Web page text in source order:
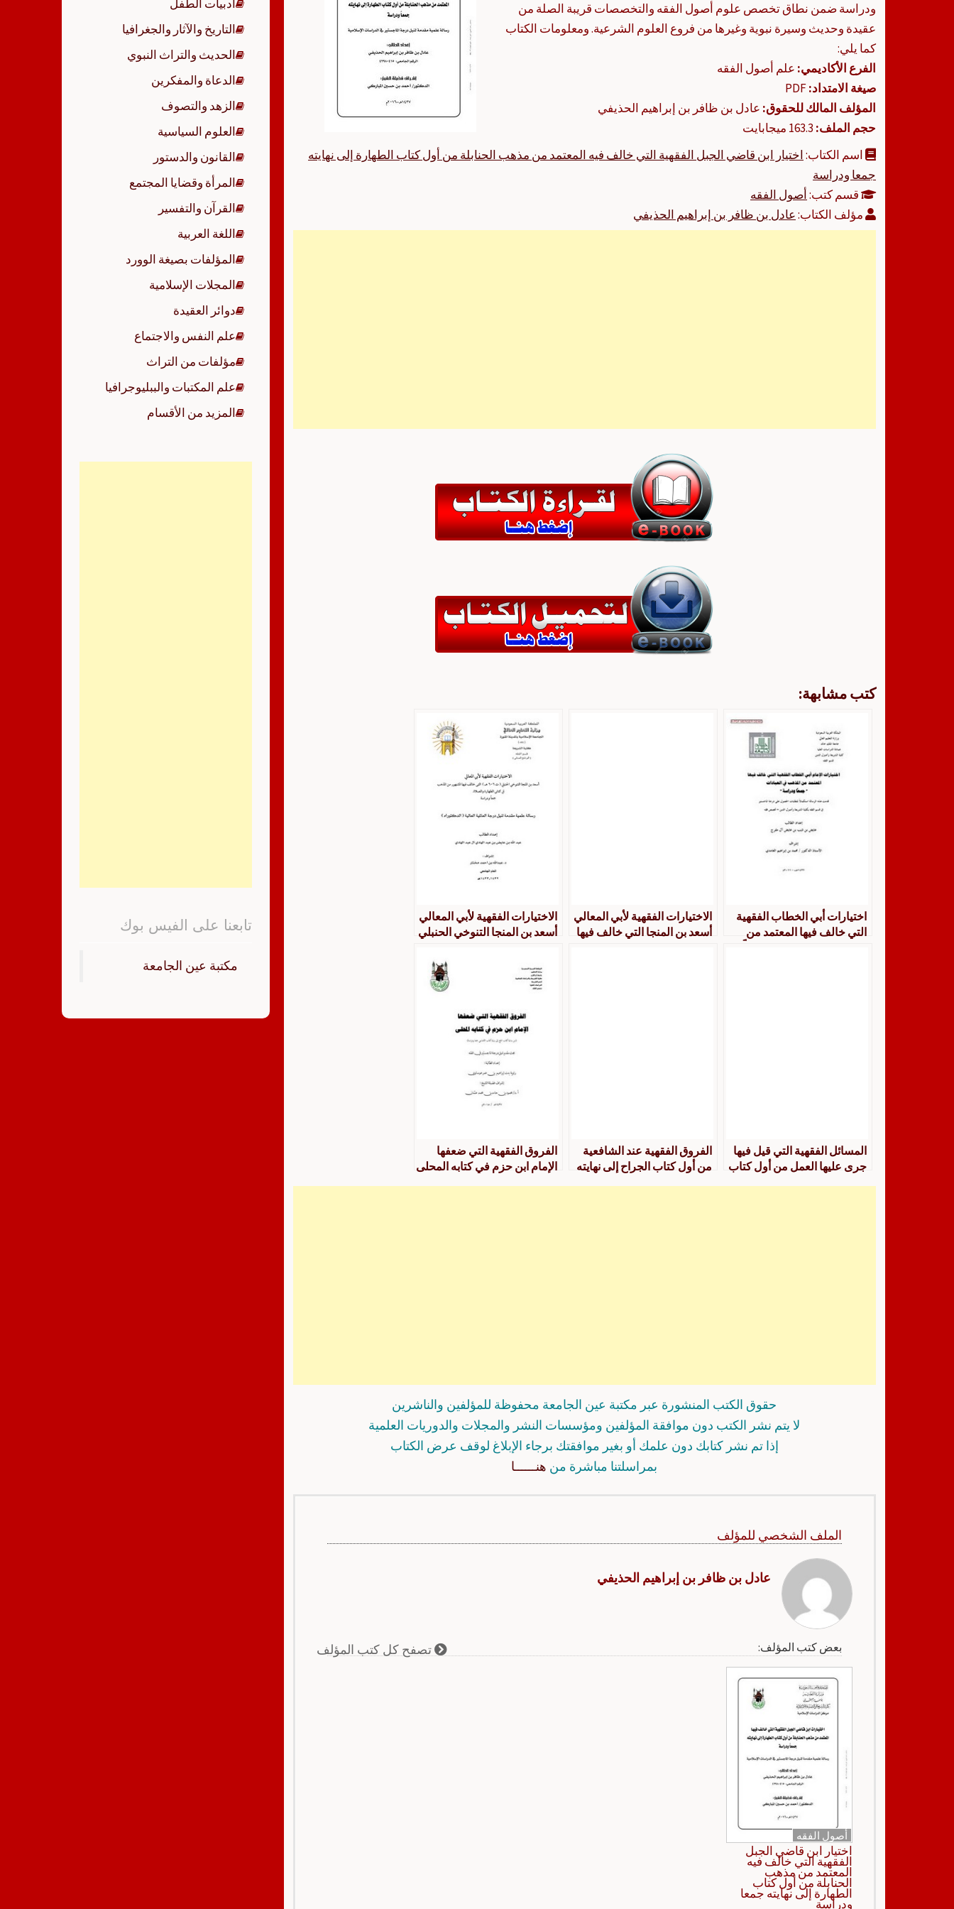
ودراسة ضمن نطاق تخصص علوم أصول الفقه والتخصصات قريبة الصلة من
عقيدة وحديث وسيرة نبوية وغيرها من فروع العلوم الشرعية. ومعلومات الكتاب
كما يلي:
الفرع الأكاديمي: علم أصول الفقه
صيغة الامتداد:
المؤلف المالك للحقوق: عادل بن ظافر بن إبراهيم الحذيفي
حجم الملف:
اسم الكتاب:اختيار ابن قاضي الجبل الفقهية التي خالف فيه المعتمد من مذهب الحنابلة من أول كتاب الطهارة إلى نهايته
جمعا ودراسة
قسم كتب:أصول الفقه
مؤلف الكتاب:عادل بن ظافر بن إبراهيم الحذيفي
كتب مشابهة:
اختيارات أبي الخطاب الفقهية
التي خالف فيها المعتمد من
الاختيارات الفقهية لأبي المعالي
أسعد بن المنجا التي خالف فيها
الاختيارات الفقهية لأبي المعالي
أسعد بن المنجا التنوخي الحنبلي
المذهب في كتابي الطهارة
والصلاة جمعًا ودراسة
المسائل الفقهية التي قيل فيها
جرى عليها العمل من أول كتاب
الفروق الفقهية عند الشافعية
من أول كتاب الجراح إلى نهايته
الفروق الفقهية التي ضعفها
الإمام ابن حزم في كتابه المحلى
حقوق الكتب المنشورة عبر مكتبة عين الجامعة محفوظة للمؤلفين والناشرين
لا يتم نشر الكتب دون موافقة المؤلفين ومؤسسات النشر والمجلات والدوريات العلمية
إذا تم نشر كتابك دون علمك أو بغير موافقتك برجاء الإبلاغ لوقف عرض الكتاب
بمراسلتنا مباشرة من هنــــــا
الملف الشخصي للمؤلف
عادل بن ظافر بن إبراهيم الحذيفي
بعض كتب المؤلف: تصفح كل كتب المؤلف
أصول الفقه
اختيار ابن قاضي الجبل
الفقهية التي خالف فيه
المعتمد من مذهب
الحنابلة من أول كتاب
الطهارة إلى نهايته جمعا
ودراسة
أدبيات الطفل
التاريخ والآثار والجغرافيا
الحديث والتراث النبوي
الدعاة والمفكرين
الزهد والتصوف
العلوم السياسية
القانون والدستور
المرأة وقضايا المجتمع
القرآن والتفسير
اللغة العربية
المؤلفات بصيغة الوورد
المجلات الإسلامية
دوائر العقيدة
علم النفس والاجتماع
مؤلفات من التراث
علم المكتبات والببليوجرافيا
المزيد من الأقسام
تابعنا على الفيس بوك
‏مكتبة عين الجامعة‏